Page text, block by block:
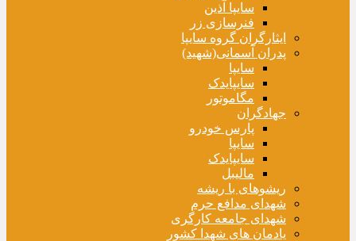
سایپا آذین
فنرسازی زر
ایثارگران گروه سایپا
پدران آسمانی(شهید)
سایپا
سایپایدک
مگاموتور
جهادگران
پارس خودرو
سایپا
سایپایدک
مالیبل
ریشوهای با ریشه
شهدای مدافع حرم
شهدای جامعه کارگری
یادمان های شهدا کشور